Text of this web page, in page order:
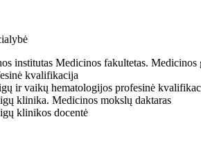
institutas Medicinos fakultetas.
kvalifikacija
ir vaikų hematologijos profesinė
klinika. Medicinos mokslų daktaras
klinikos docentė